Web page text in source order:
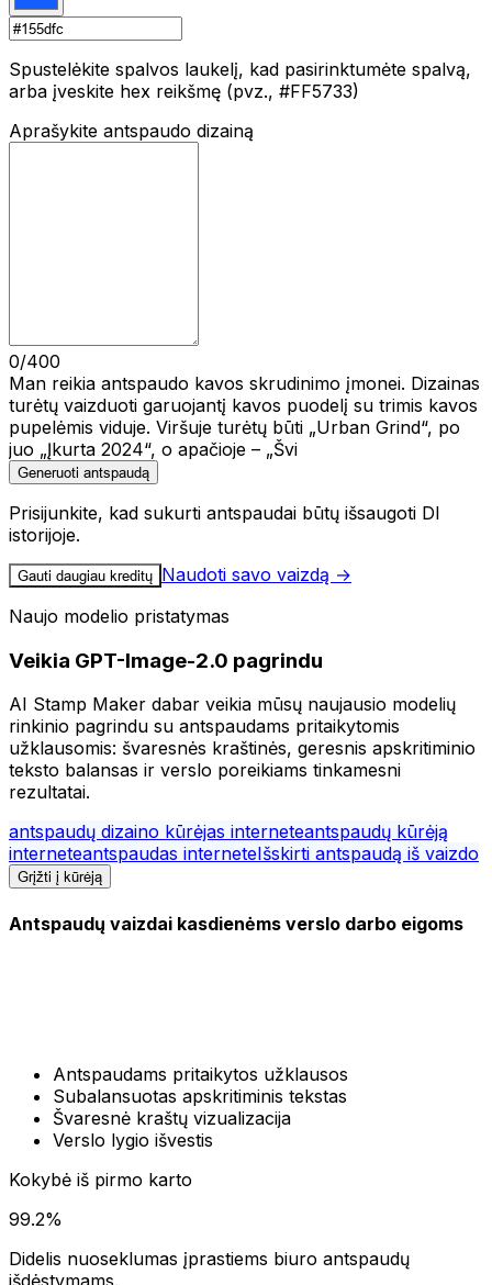
Spustelėkite spalvos laukelį, kad pasirinktumėte spalvą,
arba įveskite hex reikšmę (pvz., #FF5733)
Aprašykite antspaudo dizainą
0/400
Man reikia antspaudo kavos skrudinimo įmonei. Dizainas
turėtų vaizduoti garuojantį kavos puodelį su trimis kavos
pupelėmis viduje. Viršuje turėtų būti „Urban Grind“, po
juo „Įkurta 2024“, o apačioje – „Šviežia kava“.
Generuoti antspaudą
Prisijunkite, kad sukurti antspaudai būtų išsaugoti DI
istorijoje.
Gauti daugiau kreditų Naudoti savo vaizdą →
Naujo modelio pristatymas
Veikia GPT-Image-2.0 pagrindu
AI Stamp Maker dabar veikia mūsų naujausio modelių
rinkinio pagrindu su antspaudams pritaikytomis
užklausomis: švaresnės kraštinės, geresnis apskritiminio
teksto balansas ir verslo poreikiams tinkamesni
rezultatai.
antspaudų dizaino kūrėjas interneteantspaudų kūrėją
interneteantspaudas interneteIšskirti antspaudą iš vaizdo
Grįžti į kūrėją
Antspaudų vaizdai kasdienėms verslo darbo eigoms
Antspaudams pritaikytos užklausos
Subalansuotas apskritiminis tekstas
Švaresnė kraštų vizualizacija
Verslo lygio išvestis
Kokybė iš pirmo karto
99.2%
Didelis nuoseklumas įprastiems biuro antspaudų
išdėstymams.